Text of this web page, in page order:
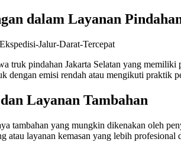
dalam Layanan
truk pindahan Jakarta Selatan yang
dengan emisi rendah atau mengikuti praktik
Layanan Tambahan
tambahan yang mungkin dikenakan oleh
atau layanan kemasan yang lebih